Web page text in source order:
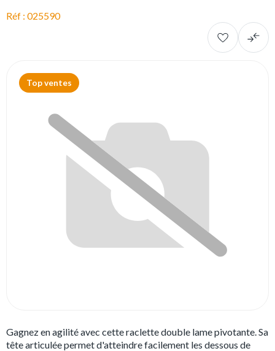
Réf : 025590
Top ventes
Gagnez en agilité avec cette raclette double lame pivotante. Sa
tête articulée permet d'atteindre facilement les dessous de